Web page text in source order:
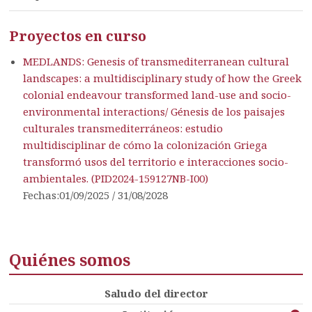
Proyectos en curso
MEDLANDS: Genesis of transmediterranean cultural
landscapes: a multidisciplinary study of how the Greek
colonial endeavour transformed land-use and socio-
environmental interactions/ Génesis de los paisajes
culturales transmediterráneos: estudio
multidisciplinar de cómo la colonización Griega
transformó usos del territorio e interacciones socio-
ambientales. (PID2024-159127NB-I00)
Fechas:01/09/2025 / 31/08/2028
Quiénes somos
Saludo del director